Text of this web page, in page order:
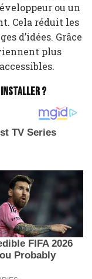
ou un
Cela réduit les
d’idées. Grâce
plus
installer ?